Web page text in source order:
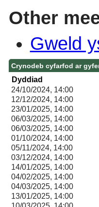
Other
Gweld
Crynodeb cyfarfod ar
Dyddiad
24/10/2024, 14:00
12/12/2024, 14:00
23/01/2025, 14:00
06/03/2025, 14:00
06/03/2025, 14:00
01/10/2024, 14:00
05/11/2024, 14:00
03/12/2024, 14:00
14/01/2025, 14:00
04/02/2025, 14:00
04/03/2025, 14:00
13/01/2025, 14:00